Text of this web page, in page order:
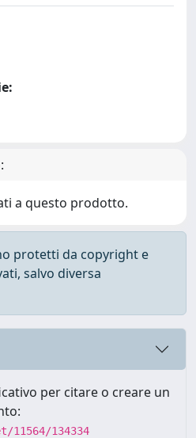
a questo prodotto.
protetti da copyright e
salvo diversa
per citare o creare un
134334